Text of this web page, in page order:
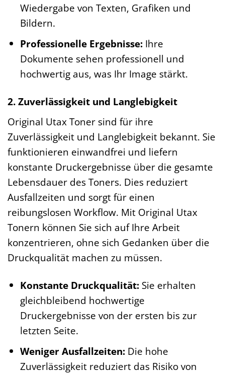
Wiedergabe von Texten, Grafiken und
Bildern.
Professionelle Ergebnisse:Ihre
Dokumente sehen professionell und
hochwertig aus, was Ihr Image stärkt.
2. Zuverlässigkeit und Langlebigkeit
Original Utax Toner sind für ihre
Zuverlässigkeit und Langlebigkeit bekannt. Sie
funktionieren einwandfrei und liefern
konstante Druckergebnisse über die gesamte
Lebensdauer des Toners. Dies reduziert
Ausfallzeiten und sorgt für einen
reibungslosen Workflow. Mit Original Utax
Tonern können Sie sich auf Ihre Arbeit
konzentrieren, ohne sich Gedanken über die
Druckqualität machen zu müssen.
Konstante Druckqualität:Sie erhalten
gleichbleibend hochwertige
Druckergebnisse von der ersten bis zur
letzten Seite.
Weniger Ausfallzeiten:Die hohe
Zuverlässigkeit reduziert das Risiko von